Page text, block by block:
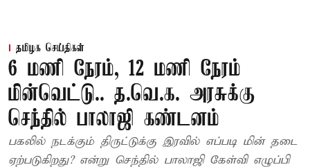
தமிழக செய்திகள்
6 மணி நேரம், 12 மணி நேரம்
மின்வெட்டு.. த.வெ.க. அரசுக்கு
செந்தில் பாலாஜி கண்டனம்
பகலில் நடக்கும் திருட்டுக்கு இரவில் எப்படி மின் தடை
ஏற்படுகிறது? என்று செந்தில் பாலாஜி கேள்வி எழுப்பி